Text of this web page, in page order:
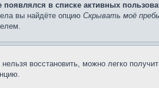
появлялся в списке активных
вы найдёте опцию Скрывать моё
нельзя восстановить, можно легко